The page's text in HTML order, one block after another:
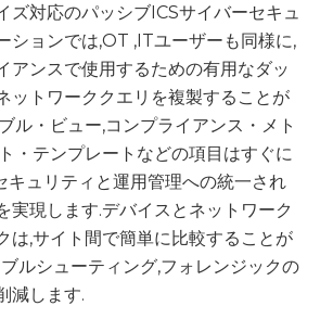
ズ対応のパッシブICSサイバーセキュ
ションでは,OT ,ITユーザーも同様に,
アンスで使用するための有用なダッ
ットワーククエリを複製することが
ル・ビュー,コンプライアンス・メト
・テンプレートなどの項目はすぐに
キュリティと運用管理への統一され
実現します.デバイスとネットワーク
は,サイト間で簡単に比較することが
ルシューティング,フォレンジックの
減します.